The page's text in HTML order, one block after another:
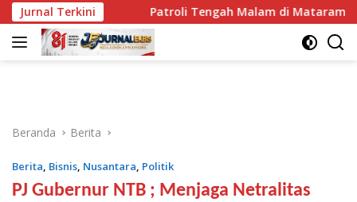
Langsung
ke
konten
Jurnal Terkini
Lega Patroli Tengah Malam di Mataram, Tim
Beranda Berita
Berita, Bisnis, Nusantara, Politik
PJ Gubernur NTB ; Menjaga Netralitas